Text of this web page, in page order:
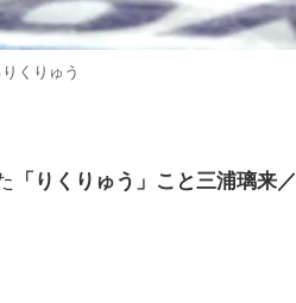
くりゅう
「りくりゅう」こと三浦璃来／